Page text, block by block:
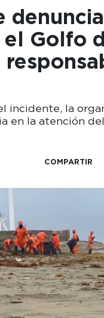
Golfo
incidente, la
en la atención
COMPARTIR